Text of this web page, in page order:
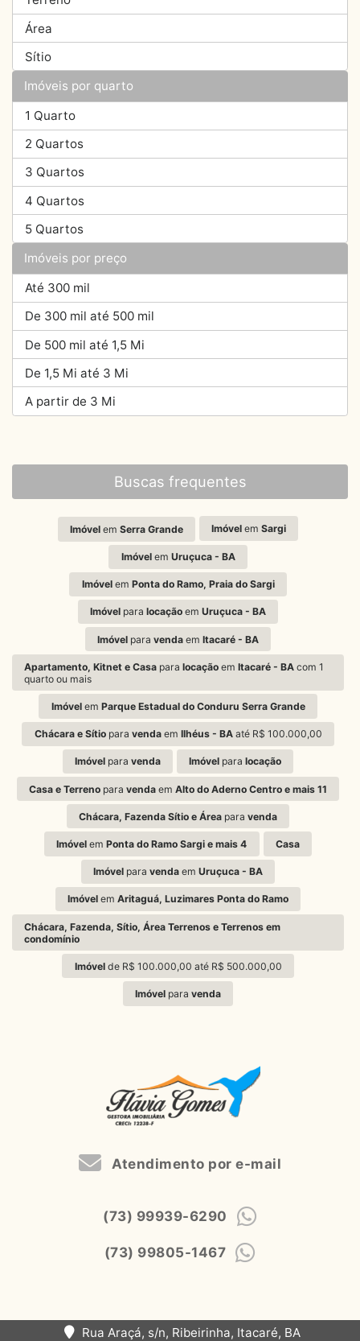
Área
Sítio
Imóveis por quarto
1 Quarto
2 Quartos
3 Quartos
4 Quartos
5 Quartos
Imóveis por preço
Até 300 mil
De 300 mil até 500 mil
De 500 mil até 1,5 Mi
De 1,5 Mi até 3 Mi
A partir de 3 Mi
Buscas frequentes
Imóvelem Serra Grande Imóvel emSargi
Imóvelem Uruçuca - BA
Imóvelem Ponta do Ramo, Praia do Sargi
Imóvel para locação em Uruçuca - BA
Imóvel para venda em Itacaré - BA
Apartamento, Kitnet e Casa paralocação emItacaré - BA com 1
quarto ou mais
Imóvelem Parque Estadual do Conduru Serra Grande
Chácara e Sítiopara vendaem Ilhéus - BAaté R$ 100.000,00
Imóvelpara venda Imóvel paralocação
Casa e Terreno para venda em Alto do Aderno Centro e mais 11
Chácara, Fazenda Sítio e Área para venda
Imóvel emPonta do Ramo Sargi e mais 4 Casa
Imóvel para venda em Uruçuca - BA
Imóvel em Aritaguá, Luzimares Ponta do Ramo
Chácara, Fazenda, Sítio, Área Terrenos e Terrenos em
condomínio
Imóvelde R$ 100.000,00 até R$ 500.000,00
Imóvel para venda
Atendimento por e-mail
(73) 99939-6290
(73) 99805-1467
Rua Araçá, s/n, Ribeirinha, Itacaré, BA